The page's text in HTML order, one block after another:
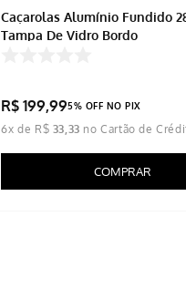
Caçarolas Alumínio Fundido
Tampa De Vidro Bordo
R$ 199,995% OFF NO PIX
6x de R$ 33,33
COMPRAR